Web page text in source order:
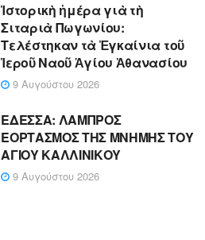
Ἱστορικὴ ἡμέρα γιὰ τὴ
Σιταριὰ Πωγωνίου:
Τελέστηκαν τὰ Ἐγκαίνια τοῦ
Ἱεροῦ Ναοῦ Ἁγίου Ἀθανασίου
9 Αυγούστου 2026
ΕΔΕΣΣΑ: ΛΑΜΠΡΟΣ
ΕΟΡΤΑΣΜΟΣ ΤΗΣ ΜΝΗΜΗΣ ΤΟΥ
ΑΓΙΟΥ ΚΑΛΛΙΝΙΚΟΥ
9 Αυγούστου 2026